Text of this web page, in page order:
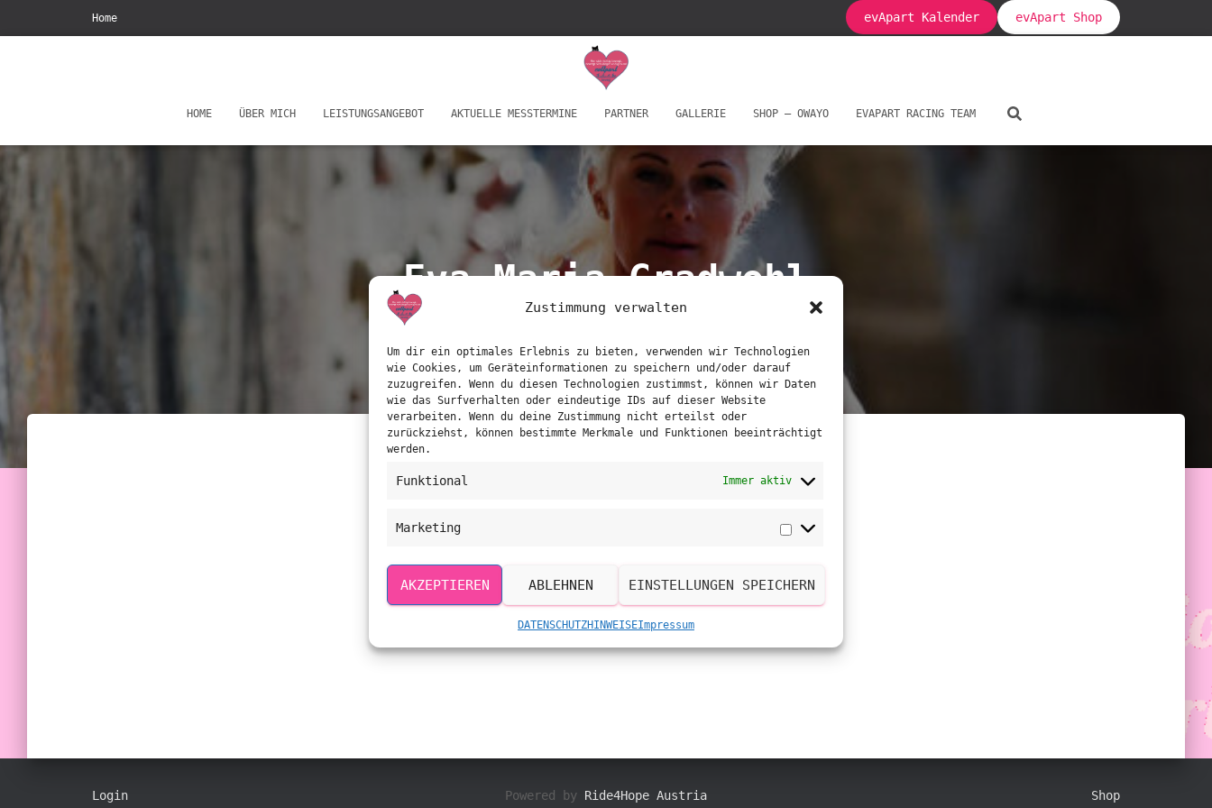
Zustimmung verwalten
Um dir ein optimales Erlebnis zu bieten, verwenden wir Technologien
wie Cookies, um Geräteinformationen zu speichern und/oder darauf
zuzugreifen. Wenn du diesen Technologien zustimmst, können wir Daten
wie das Surfverhalten oder eindeutige IDs auf dieser Website
verarbeiten. Wenn du deine Zustimmung nicht erteilst oder
zurückziehst, können bestimmte Merkmale und Funktionen beeinträchtigt
werden.
Funktional Immer aktiv
Marketing Marketing
AKZEPTIEREN ABLEHNEN EINSTELLUNGEN SPEICHERN
DATENSCHUTZHINWEISEImpressum
evApart Kalender evApart Shop
Home
HOME ÜBER MICH LEISTUNGSANGEBOT AKTUELLE MESSTERMINE PARTNER GALLERIE SHOP – OWAYO EVAPART RACING TEAM
Eva-Maria Gradwohl
Login Powered by Ride4Hope Austria Shop